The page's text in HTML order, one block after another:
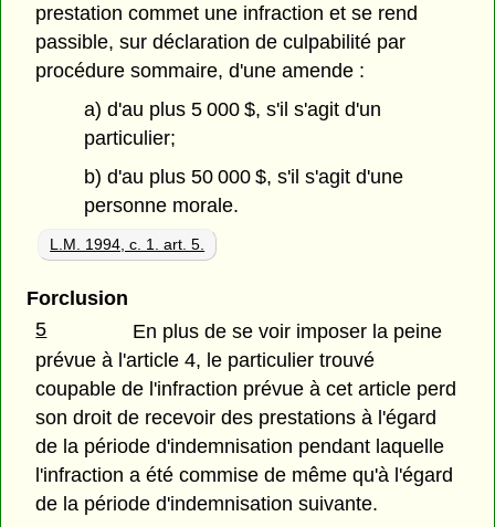
prestation commet une infraction et se rend
passible, sur déclaration de culpabilité par
procédure sommaire, d'une amende :
a) d'au plus 5 000 $, s'il s'agit d'un
particulier;
b) d'au plus 50 000 $, s'il s'agit d'une
personne morale.
L.M. 1994, c. 1. art. 5.
Forclusion
5
En plus de se voir imposer la peine
prévue à l'article 4, le particulier trouvé
coupable de l'infraction prévue à cet article perd
son droit de recevoir des prestations à l'égard
de la période d'indemnisation pendant laquelle
l'infraction a été commise de même qu'à l'égard
de la période d'indemnisation suivante.